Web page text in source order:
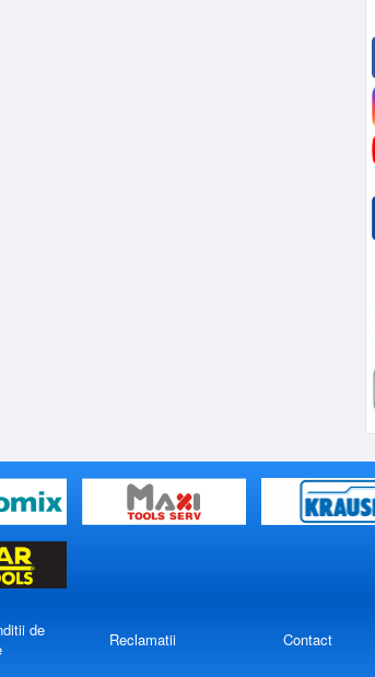
de
Reclamatii Contact